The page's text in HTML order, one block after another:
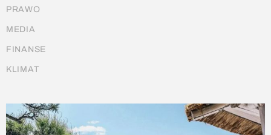
PRAWO
MEDIA
FINANSE
KLIMAT